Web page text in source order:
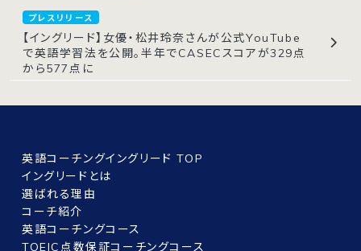
プレスリリース
【イングリード】女優・松井玲奈さんが公式YouTube
で英語学習法を公開。半年でCASECスコアが329点
から577点に
英語コーチングイングリード TOP
イングリードとは
選ばれる理由
コーチ紹介
英語コーチングコース
TOEIC点数保証コーチングコース